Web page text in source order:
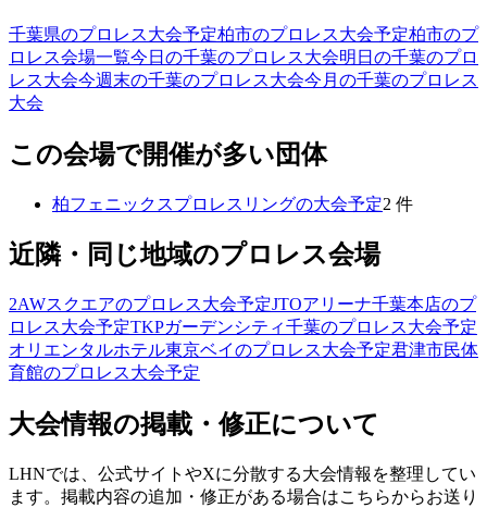
千葉県のプロレス大会予定柏市のプロレス大会予定柏市のプ
ロレス会場一覧今日の千葉のプロレス大会明日の千葉のプロ
レス大会今週末の千葉のプロレス大会今月の千葉のプロレス
大会
この会場で開催が多い団体
柏フェニックスプロレスリングの大会予定2 件
近隣・同じ地域のプロレス会場
2AWスクエアのプロレス大会予定JTOアリーナ千葉本店のプ
ロレス大会予定TKPガーデンシティ千葉のプロレス大会予定
オリエンタルホテル東京ベイのプロレス大会予定君津市民体
育館のプロレス大会予定
大会情報の掲載・修正について
LHNでは、公式サイトやXに分散する大会情報を整理してい
ます。掲載内容の追加・修正がある場合はこちらからお送り